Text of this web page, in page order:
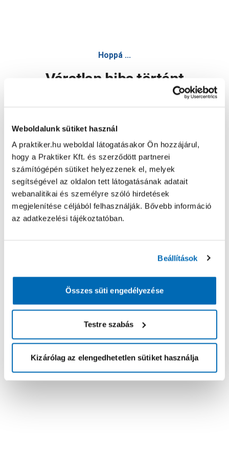
Weboldalunk sütiket használ
A praktiker.hu weboldal látogatásakor Ön hozzájárul,
hogy a Praktiker Kft. és szerződött partnerei
számítógépén sütiket helyezzenek el, melyek
segítségével az oldalon tett látogatásának adatait
webanalitikai és személyre szóló hirdetések
megjelenítése céljából felhasználják. Bővebb információ
az adatkezelési tájékoztatóban.
Beállítások
Összes süti engedélyezése
Testre szabás
Kizárólag az elengedhetetlen sütiket használja
Hoppá ...
Váratlan hiba történt
Oldal újratöltése